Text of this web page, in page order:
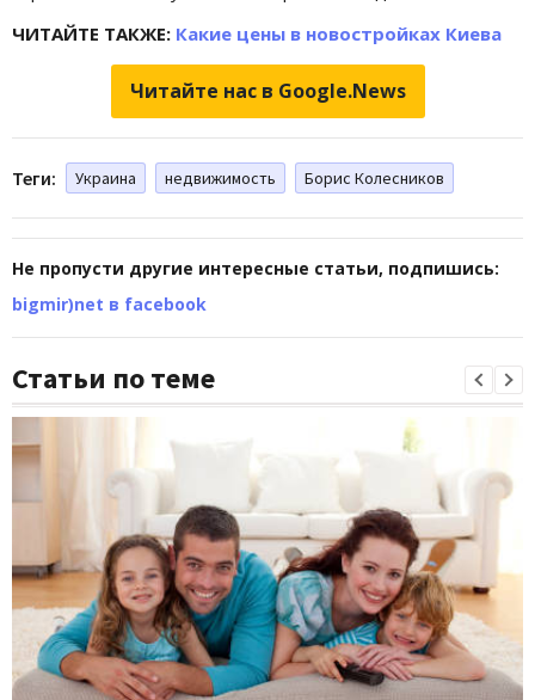
ЧИТАЙТЕ ТАКЖЕ: Какие цены в новостройках Киева
Читайте нас в Google.News
Теги: Украина недвижимость Борис Колесников
Не пропусти другие интересные статьи, подпишись:
bigmir)net в facebook
Статьи по теме